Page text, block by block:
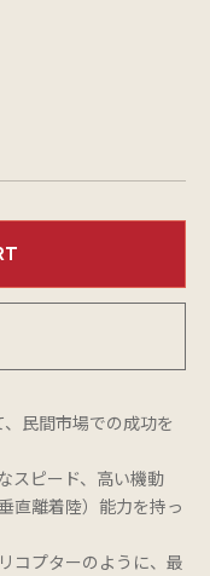
民間市場での成功を
スピード、高い機動
直離着陸）能力を持っ
コプターのように、最